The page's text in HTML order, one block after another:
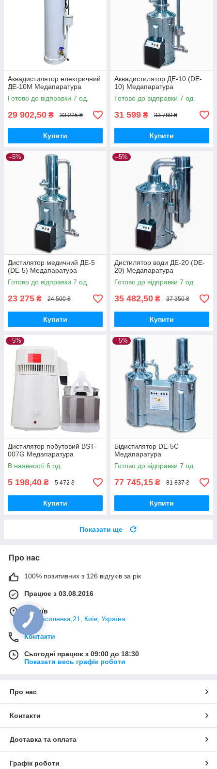
Аквадистилятор електричний
ДЕ-10М Медапаратура
Готово до відправки 7 од.
29 902,50 ₴ 33 225 ₴
Купити
Аквадистилятор ДЕ-10 (DE-
10) Медапаратура
Готово до відправки 7 од.
31 599 ₴ 33 780 ₴
Купити
–5%
Дистилятор медичний ДЕ-5
(DE-5) Медапаратура
Готово до відправки 7 од.
23 275 ₴ 24 500 ₴
Купити
–5%
Дистилятор води ДЕ-20 (DE-
20) Медапаратура
Готово до відправки 7 од.
35 482,50 ₴ 37 350 ₴
Купити
–5%
Дистилятор побутовий BST-
007G Медапаратура
В наявності 6 од.
5 198,40 ₴ 5 472 ₴
Купити
–5%
Бідистилятор DE-5С
Медапаратура
Готово до відправки 7 од.
77 745,15 ₴ 81 837 ₴
Купити
Показати ще
Про нас
100% позитивних з 126 відгуків за рік
Працює з 03.08.2016
м. Київ
вул.Василенка,21, Київ, Україна
Контакти
Сьогодні працює з 09:00 до 18:30
Показати весь графік роботи
Про нас
Контакти
Доставка та оплата
Графік роботи